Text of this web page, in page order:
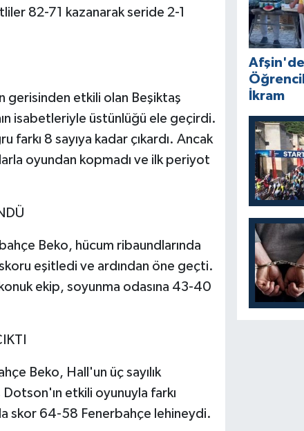
82-71 kazanarak seride 2-1
gerisinden etkili olan Beşiktaş
isabetleriyle üstünlüğü ele geçirdi.
farkı 8 sayıya kadar çıkardı. Ancak
oyundan kopmadı ve ilk periyot
Beko, hücum ribaundlarında
eşitledi ve ardından öne geçti.
ekip, soyunma odasına 43-40
Beko, Hall'un üç sayılık
etkili oyunuyla farkı
skor 64-58 Fenerbahçe lehineydi.
Afşin'de
İkram